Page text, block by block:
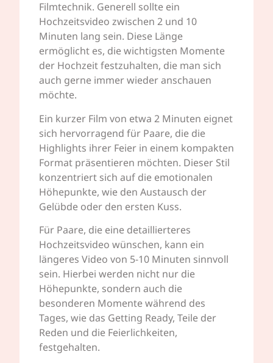
Filmtechnik. Generell sollte ein
Hochzeitsvideo zwischen 2 und 10
Minuten lang sein. Diese Länge
ermöglicht es, die wichtigsten Momente
der Hochzeit festzuhalten, die man sich
auch gerne immer wieder anschauen
möchte.
Ein kurzer Film von etwa 2 Minuten eignet
sich hervorragend für Paare, die die
Highlights ihrer Feier in einem kompakten
Format präsentieren möchten. Dieser Stil
konzentriert sich auf die emotionalen
Höhepunkte, wie den Austausch der
Gelübde oder den ersten Kuss.
Für Paare, die eine detaillierteres
Hochzeitsvideo wünschen, kann ein
längeres Video von 5-10 Minuten sinnvoll
sein. Hierbei werden nicht nur die
Höhepunkte, sondern auch die
besonderen Momente während des
Tages, wie das Getting Ready, Teile der
Reden und die Feierlichkeiten,
festgehalten.